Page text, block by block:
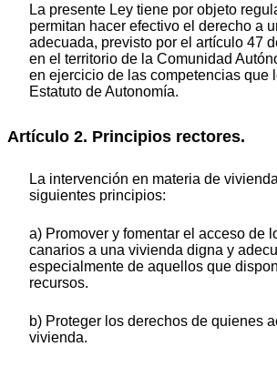
La presente Ley tiene por objeto
permitan hacer efectivo el derecho a
adecuada, previsto por el artículo 47
en el territorio de la Comunidad
en ejercicio de las competencias que
Estatuto de Autonomía.
Artículo 2. Principios rectores.
La intervención en materia de
siguientes principios:
a) Promover y fomentar el acceso de
canarios a una vivienda digna y
especialmente de aquellos que
recursos.
b) Proteger los derechos de quienes
vivienda.